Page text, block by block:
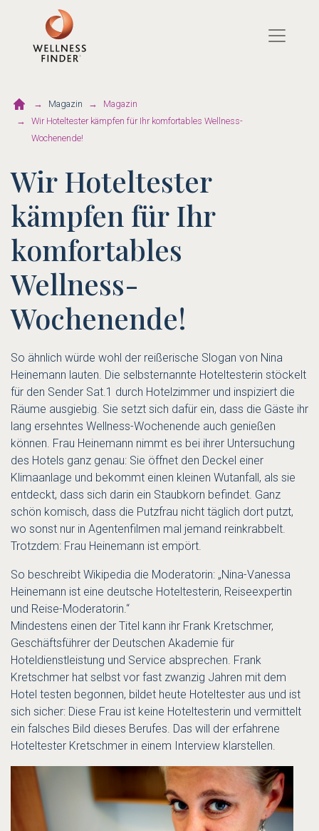
Magazin
Magazin
Wir Hoteltester kämpfen für Ihr komfortables Wellness-
Wochenende!
Wir Hoteltester
kämpfen für Ihr
komfortables
Wellness-
Wochenende!
So ähnlich würde wohl der reißerische Slogan von Nina
Heinemann lauten. Die selbsternannte Hoteltesterin stöckelt
für den Sender Sat.1 durch Hotelzimmer und inspiziert die
Räume ausgiebig. Sie setzt sich dafür ein, dass die Gäste ihr
lang ersehntes Wellness-Wochenende auch genießen
können. Frau Heinemann nimmt es bei ihrer Untersuchung
des Hotels ganz genau: Sie öffnet den Deckel einer
Klimaanlage und bekommt einen kleinen Wutanfall, als sie
entdeckt, dass sich darin ein Staubkorn befindet. Ganz
schön komisch, dass die Putzfrau nicht täglich dort putzt,
wo sonst nur in Agentenfilmen mal jemand reinkrabbelt.
Trotzdem: Frau Heinemann ist empört.
So beschreibt Wikipedia die Moderatorin: „Nina-Vanessa
Heinemann ist eine deutsche Hoteltesterin, Reiseexpertin
und Reise-Moderatorin.“
Mindestens einen der Titel kann ihr Frank Kretschmer,
Geschäftsführer der Deutschen Akademie für
Hoteldienstleistung und Service absprechen. Frank
Kretschmer hat selbst vor fast zwanzig Jahren mit dem
Hotel testen begonnen, bildet heute Hoteltester aus und ist
sich sicher: Diese Frau ist keine Hoteltesterin und vermittelt
ein falsches Bild dieses Berufes. Das will der erfahrene
Hoteltester Kretschmer in einem Interview klarstellen.